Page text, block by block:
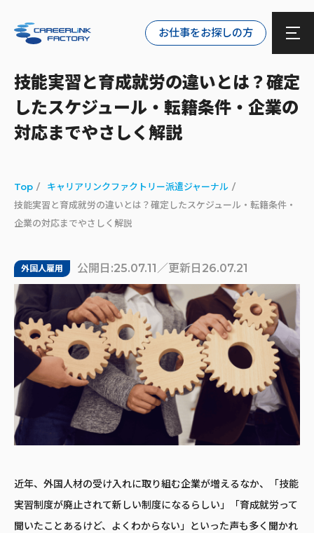
お仕事をお探しの方
技能実習と育成就労の違いとは？確定
したスケジュール・転籍条件・企業の
対応までやさしく解説
Top
キャリアリンクファクトリー派遣ジャーナル
技能実習と育成就労の違いとは？確定したスケジュール・転籍条件・
企業の対応までやさしく解説
外国人雇用 公開日:25.07.11／更新日26.07.21
近年、外国人材の受け入れに取り組む企業が増えるなか、「技能
実習制度が廃止されて新しい制度になるらしい」「育成就労って
聞いたことあるけど、よくわからない」といった声も多く聞かれ